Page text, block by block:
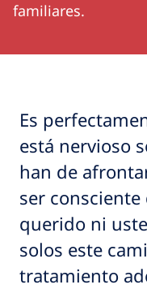
familiares.
Es
está nervioso
han de
ser
querido ni
solos este
tratamiento